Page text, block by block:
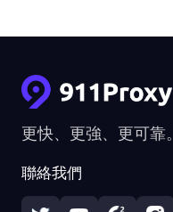
更快、更強、更可靠。
聯絡我們